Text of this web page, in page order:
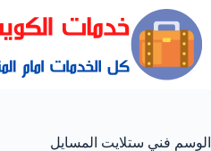
الوسم فني ستلايت المسايل